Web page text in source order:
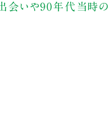
会いや90年代当時